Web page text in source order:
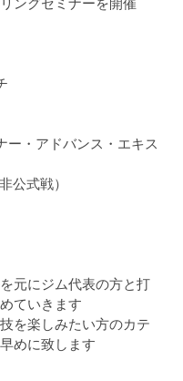
・アドバンス・エキス
公式戦）
元にジム代表の方と打
ていきます
を楽しみたい方のカテ
めに致します